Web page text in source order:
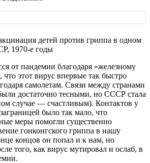
детей против гриппа в одном
1970-е годы
от пандемии благодаря «железному
что этот вирус впервые так быстро
самолетам. Связи между странами
достаточно тесными, но СССР стала
случае — счастливым). Контактов у
было так мало, что
меры помогли существенно
гонконгского гриппа в нашу
концов он попал и к нам, но
того, как вирус мутировал и ослаб, в